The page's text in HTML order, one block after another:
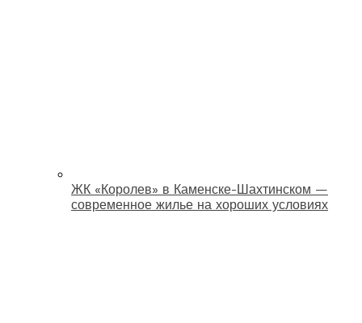
ЖК «Королев» в Каменске-Шахтинском —
современное жилье на хороших условиях